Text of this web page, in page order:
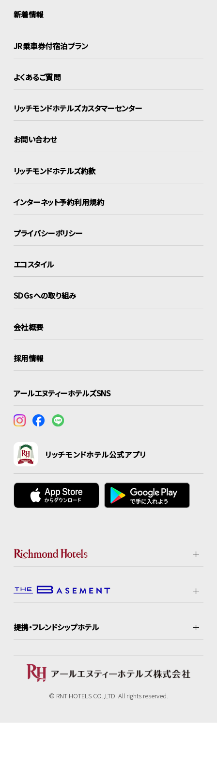
新着情報
JR乗車券付宿泊プラン
よくあるご質問
リッチモンドホテルズカスタマーセンター
お問い合わせ
リッチモンドホテルズ約款
インターネット予約利用規約
プライバシーポリシー
エコスタイル
SDGsへの取り組み
会社概要
採用情報
アールエヌティーホテルズSNS
リッチモンドホテル公式アプリ
提携・フレンドシップホテル
© RNT HOTELS CO.,LTD. All rights reserved.